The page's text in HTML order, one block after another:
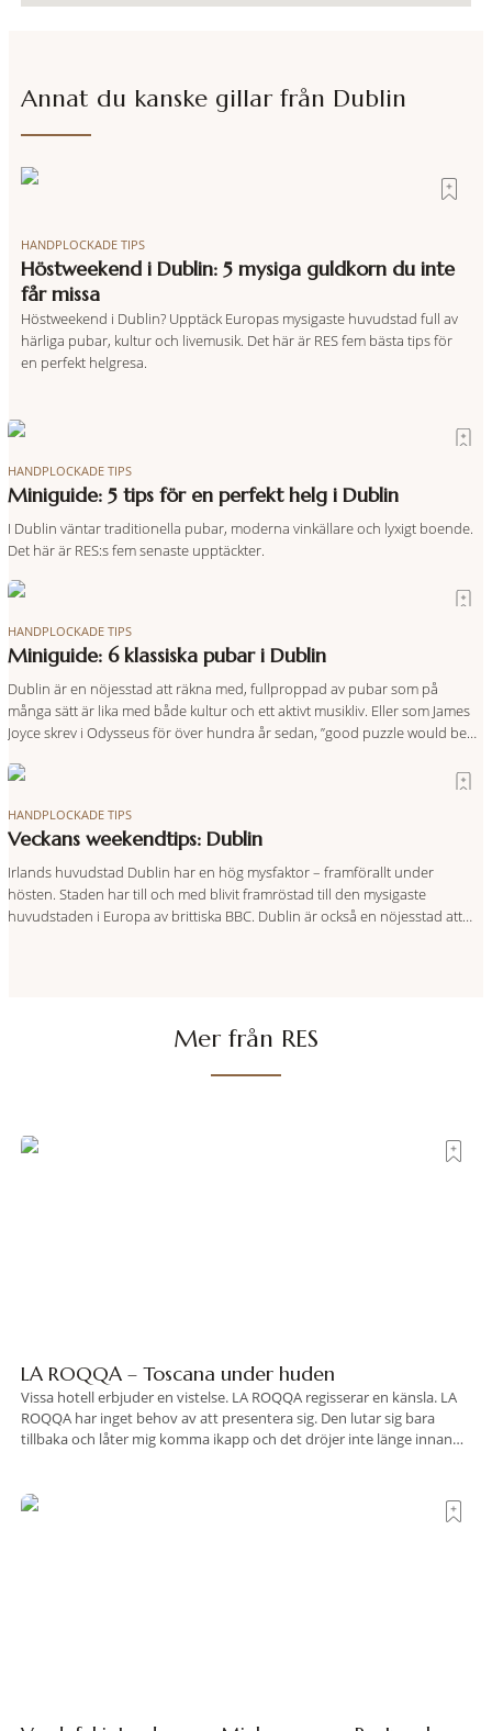
Annat du kanske gillar från Dublin
HANDPLOCKADE TIPS
Höstweekend i Dublin: 5 mysiga guldkorn du inte
får missa
Höstweekend i Dublin? Upptäck Europas mysigaste huvudstad full av
härliga pubar, kultur och livemusik. Det här är RES fem bästa tips för
en perfekt helgresa.
HANDPLOCKADE TIPS
Miniguide: 5 tips för en perfekt helg i Dublin
I Dublin väntar traditionella pubar, moderna vinkällare och lyxigt boende.
Det här är RES:s fem senaste upptäckter.
HANDPLOCKADE TIPS
Miniguide: 6 klassiska pubar i Dublin
Dublin är en nöjesstad att räkna med, fullproppad av pubar som på
många sätt är lika med både kultur och ett aktivt musikliv. Eller som James
Joyce skrev i Odysseus för över hundra år sedan, ”good puzzle would be
HANDPLOCKADE TIPS
Veckans weekendtips: Dublin
Irlands huvudstad Dublin har en hög mysfaktor – framförallt under
hösten. Staden har till och med blivit framröstad till den mysigaste
huvudstaden i Europa av brittiska BBC. Dublin är också en nöjesstad att
Mer från RES
LA ROQQA – Toscana under huden
Vissa hotell erbjuder en vistelse. LA ROQQA regisserar en känsla. LA
ROQQA har inget behov av att presentera sig. Den lutar sig bara
tillbaka och låter mig komma ikapp och det dröjer inte länge innan